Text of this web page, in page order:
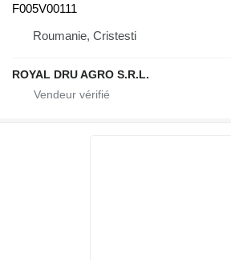
F005V00111
Roumanie, Cristesti
ROYAL DRU AGRO S.R.L.